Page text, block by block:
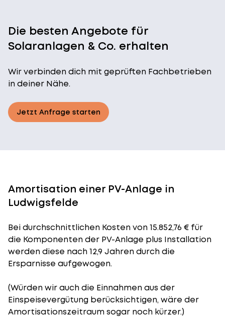
Die besten Angebote für
Solaranlagen & Co. erhalten
Wir verbinden dich mit geprüften Fachbetrieben
in deiner Nähe.
Jetzt Anfrage starten
Amortisation einer PV-Anlage in
Ludwigsfelde
Bei durchschnittlichen Kostenvon 15.852,76 € für
die Komponenten der PV-Anlage plus Installation
werden diese nach 12,9 Jahren durch die
Ersparnisse aufgewogen.
(Würden wir auch die Einnahmen aus der
Einspeisevergütung berücksichtigen, wäre der
Amortisationszeitraumsogar noch kürzer.)